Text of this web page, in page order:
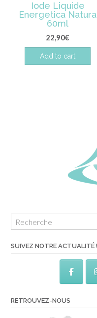
Iode Liquide
Energetica Natura
60ml
22,90€
Add to cart
SUIVEZ NOTRE ACTUALITÉ !
RETROUVEZ-NOUS